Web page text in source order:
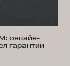
онлайн-
гарантии